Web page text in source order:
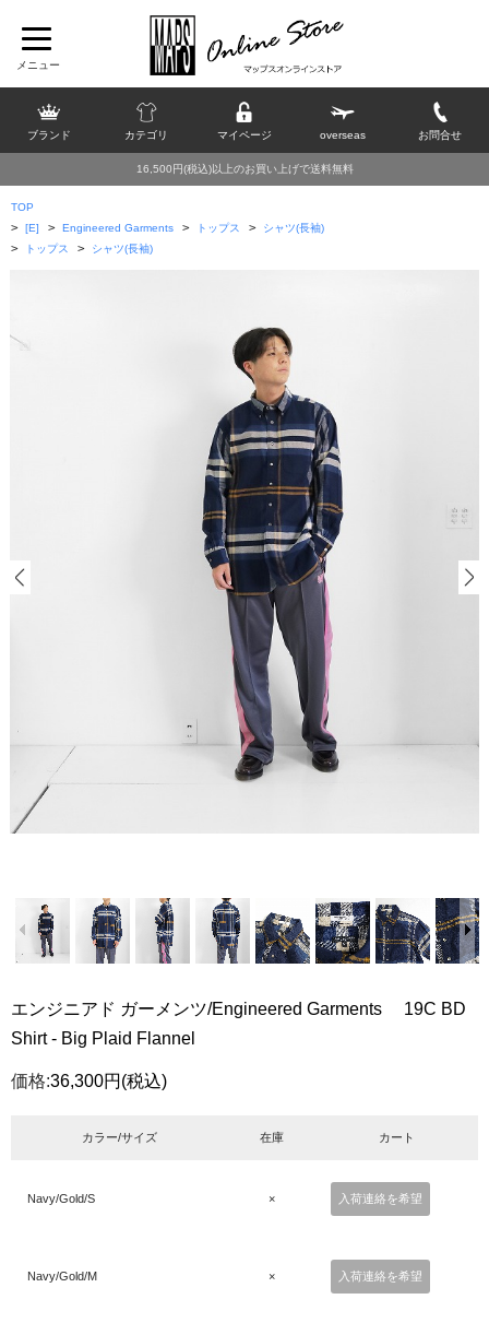
ブランド カテゴリ マイページ overseas お問合せ
16,500円(税込)以上のお買い上げで送料無料
TOP
> [E] > Engineered Garments > トップス > シャツ(長袖)
> トップス > シャツ(長袖)
エンジニアド ガーメンツ/Engineered Garments 19C BD
Shirt - Big Plaid Flannel
価格:36,300円 (税込)
カラー/サイズ 在庫 カート
Navy/Gold/S × 入荷連絡を希望
Navy/Gold/M × 入荷連絡を希望